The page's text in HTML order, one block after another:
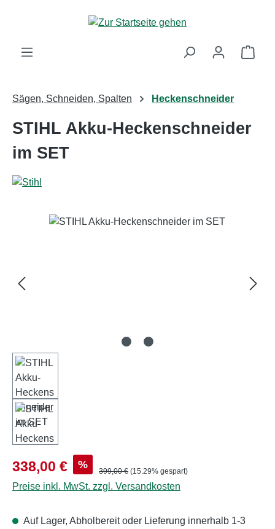
Zum Hauptinhalt springen
Sägen, Schneiden, Spalten Heckenschneider
STIHL Akku-Heckenschneider
im SET
Verkaufspreis:
338,00 € % Regulärer Preis:
399,00 € (15.29% gespart)
Preise inkl. MwSt. zzgl. Versandkosten
Auf Lager, Abholbereit oder Lieferung innerhalb 1-3